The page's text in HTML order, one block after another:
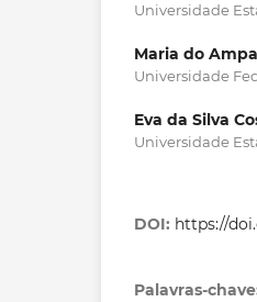
Universidade
Maria do
Universidade
Eva da Silva
Universidade
DOI: https://
Palavras-